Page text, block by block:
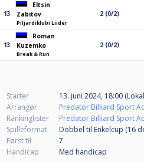
13
Eltsin
Zabitov
Piljardiklubi Liider
2 (0/2)
13
Roman
Kuzemko
Break & Run
2 (0/2)
Starter
13. juni 2024, 18:00
Arrangør
Predator Billiard Sport
Rankinglister
Predator Billiard Sport
Spilleformat
Dobbel til Enkelcup (16
Først til
7
Handicap
Med handicap